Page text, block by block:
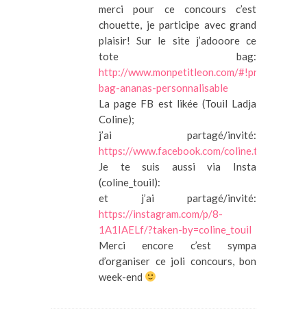
merci pour ce concours c’est
chouette, je participe avec grand
plaisir! Sur le site j’adooore ce
tote bag:
http://www.monpetitleon.com/#!product/
bag-ananas-personnalisable
La page FB est likée (Touil Ladja
Coline);
j’ai partagé/invité:
https://www.facebook.com/coline.touil/
Je te suis aussi via Insta
(coline_touil):
et j’ai partagé/invité:
https://instagram.com/p/8-
1A1IAELf/?taken-by=coline_touil
Merci encore c’est sympa
d’organiser ce joli concours, bon
week-end